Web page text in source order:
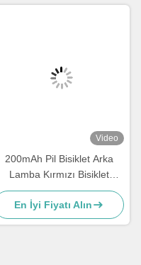
Video
200mAh Pil Bisiklet Arka
Lamba Kırmızı Bisiklet
Kuyruk Lambası 50 Metre
Aydınlatma Mesafesi
En İyi Fiyatı Alın